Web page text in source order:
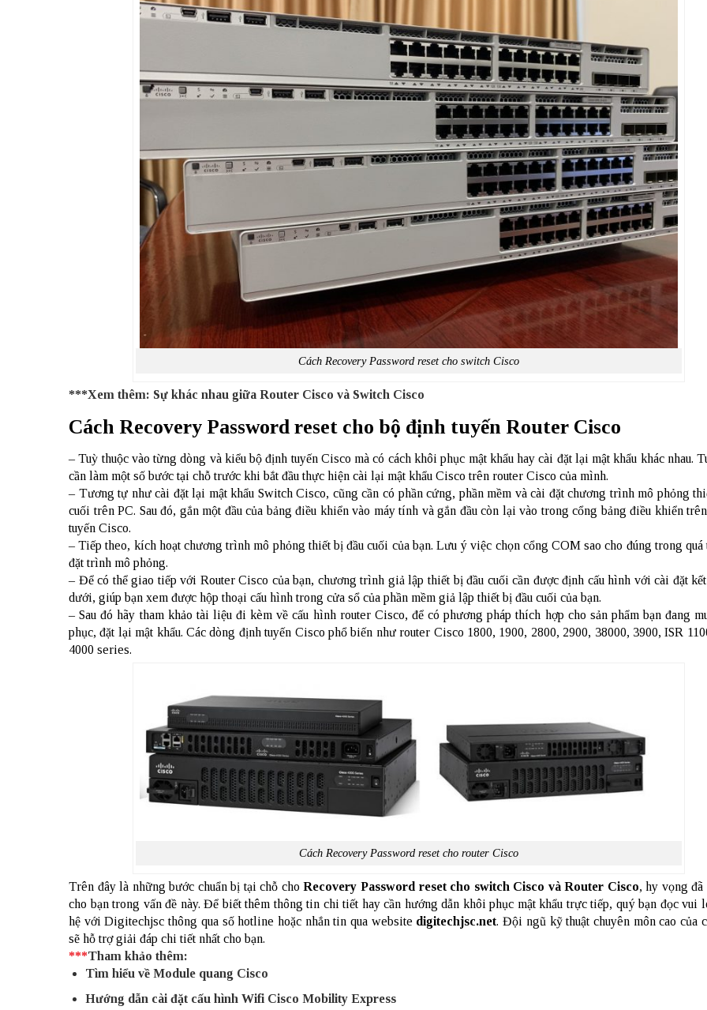
Cách Recovery Password reset cho switch Cisco
***Xem thêm: Sự khác nhau giữa Router Cisco và Switch Cisco
Cách Recovery Password reset cho bộ định tuyến Router Cisco
– Tuỳ thuộc vào từng dòng và kiểu bộ định tuyến Cisco mà có cách khôi phục mật khẩu hay cài đặt lại mật khẩu khác nhau.
cần làm một số bước tại chỗ trước khi bắt đầu thực hiện cài lại mật khẩu Cisco trên router Cisco của mình.
– Tương tự như cài đặt lại mật khẩu Switch Cisco, cũng cần có phần cứng, phần mềm và cài đặt chương trình mô phỏng
cuối trên PC. Sau đó, gắn một đầu của bảng điều khiển vào máy tính và gắn đầu còn lại vào trong cổng bảng điều khiển
tuyến Cisco.
– Tiếp theo, kích hoạt chương trình mô phỏng thiết bị đầu cuối của bạn. Lưu ý việc chọn cổng COM sao cho đúng trong quá
đặt trình mô phỏng.
– Để có thể giao tiếp với Router Cisco của bạn, chương trình giả lập thiết bị đầu cuối cần được định cấu hình với cài đặt
dưới, giúp bạn xem được hộp thoại cấu hình trong cửa sổ của phần mềm giả lập thiết bị đầu cuối của bạn.
– Sau đó hãy tham khảo tài liệu đi kèm về cấu hình router Cisco, để có phương pháp thích hợp cho sản phẩm bạn đang
phục, đặt lại mật khẩu. Các dòng định tuyến Cisco phổ biến như router Cisco 1800, 1900, 2800, 2900, 38000, 3900, ISR
4000 series.
Cách Recovery Password reset cho router Cisco
Trên đây là những bước chuẩn bị tại chỗ choRecovery Password reset cho switch Cisco và Router Cisco, hy vọng
cho bạn trong vấn đề này. Để biết thêm thông tin chi tiết hay cần hướng dẫn khôi phục mật khẩu trực tiếp, quý bạn đọc vui
hệ với Digitechjsc thông qua số hotline hoặc nhắn tin qua website digitechjsc.net. Đội ngũ kỹ thuật chuyên môn cao của
sẽ hỗ trợ giải đáp chi tiết nhất cho bạn.
***Tham khảo thêm:
Tìm hiểu về Module quang Cisco
Hướng dẫn cài đặt cấu hình Wifi Cisco Mobility Express